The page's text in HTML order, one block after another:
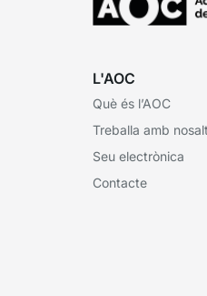
L'AOC
Què és l’AOC
Treballa amb
Seu electrònica
Contacte